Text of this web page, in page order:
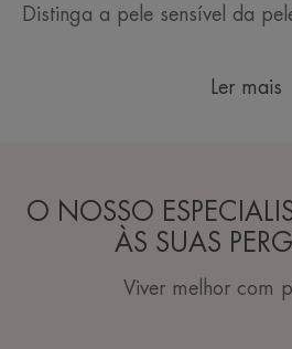
Distinga a pele sensível da
Ler mais
O NOSSO
ÀS SUAS
Viver melhor com